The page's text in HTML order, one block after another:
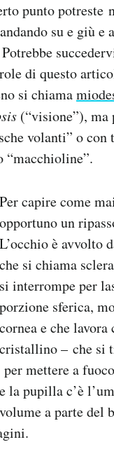
punto potreste
su e giù e
di questo
si chiama
(“visione”),
volanti” o
“macchioline”.
Per capire come
opportuno un
L’occhio è avvolto
che si chiama
si interrompe per
porzione sferica,
cornea e che
cristallino – che si
per mettere a
e la pupilla c’è
volume a parte del